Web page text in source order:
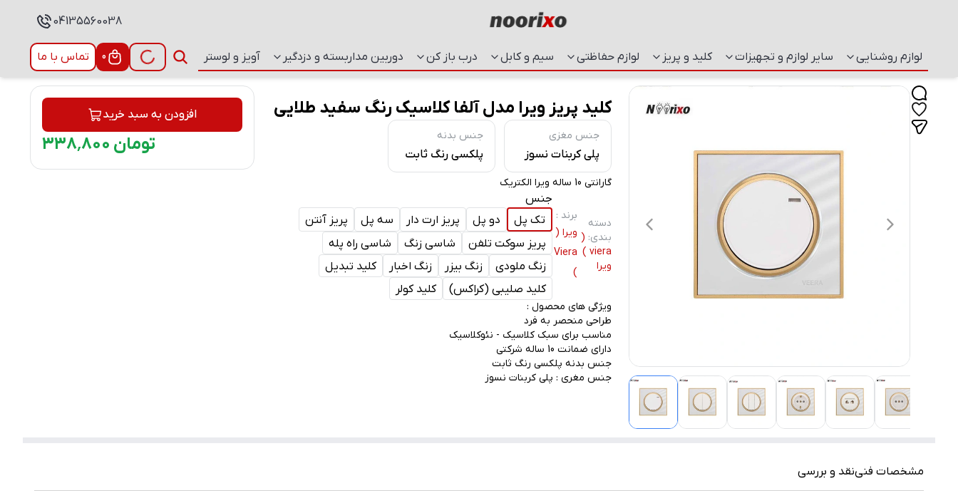
04135560038
لوازم روشنایی سایر لوازم و تجهیزات کلید و پریز لوازم حفاظتی سیم و کابل درب باز کن دوربین مداربسته و دزدگیر آویز و لوستر 0 تماس با ما
کلید پریز ویرا مدل آلفا کلاسیک رنگ سفید طلایی
جنس مغزی
پلی کربنات نسوز
جنس بدنه
پلکسی رنگ ثابت
گارانتی 10 ساله ویرا الکتریک
دسته
بندی:
(
viera )
ویرا
برند :
ویرا (
Viera
)
جنس
تک پل
دو پل پریز ارت دار سه پل
پریز آنتن
پریز سوکت تلفن
شاسی زنگ
شاسی راه پله
زنگ ملودی
زنگ بیزر زنگ اخبار
کلید تبدیل
کلید صلیبی (کراکس)
کلید کولر
ویژگی های محصول :
طراحی منحصر به فرد
مناسب برای سبک کلاسیک - نئوکلاسیک
دارای ضمانت 10 ساله شرکتی
جنس بدنه پلکسی رنگ ثابت
جنس مغری : پلی کربنات نسوز
افزودن به سبد خرید
۳۳۸٬۸۰۰ تومان
مشخصات فنینقد و بررسی